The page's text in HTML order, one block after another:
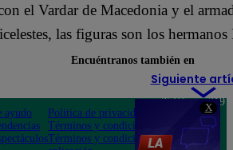
X
el Vardar de Macedonia y el
las figuras son los
Siguiente
Encuéntranos también en
ayudo
Política de privacidad
Términos y condiciones
Términos y condiciones
Teléfono: 219
Av. San
Felipe 968